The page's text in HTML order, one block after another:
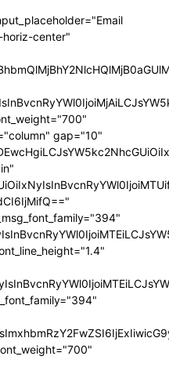
horiz-center"
gap="10"